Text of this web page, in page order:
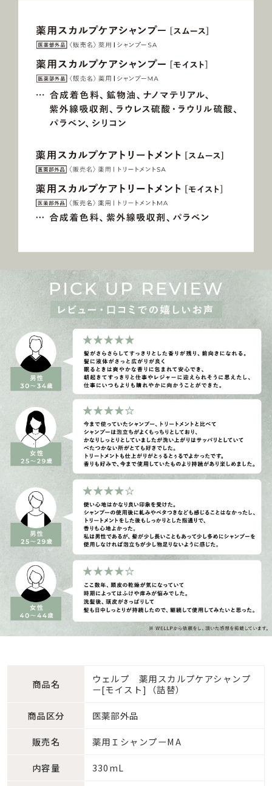
商品名
ウェルプ 薬用スカルプケアシャンプ
ー[モイスト]（詰替）
商品区分 医薬部外品
販売名 薬用ＩシャンプーMA
内容量 330mL